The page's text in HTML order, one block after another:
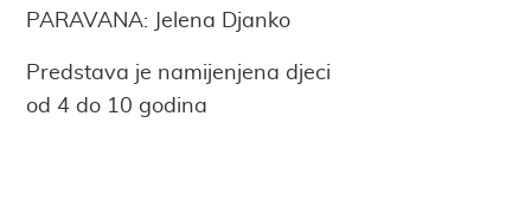
PARAVANA: Jelena Djanko
Predstava je namijenjena djeci
od 4 do 10 godina